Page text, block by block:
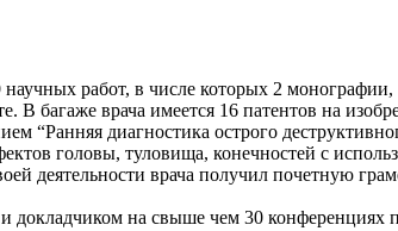
работ, в числе которых 2
В багаже врача имеется 16 патентов на
“Ранняя диагностика острого
головы, туловища, конечностей с
деятельности врача получил почетную
и докладчиком на свыше чем 30